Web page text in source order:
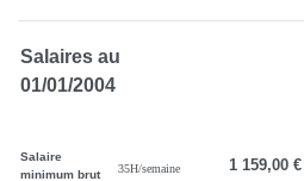
Salaires au
01/01/2004
Salaire
minimum brut
35H/semaine 1 159,00 €